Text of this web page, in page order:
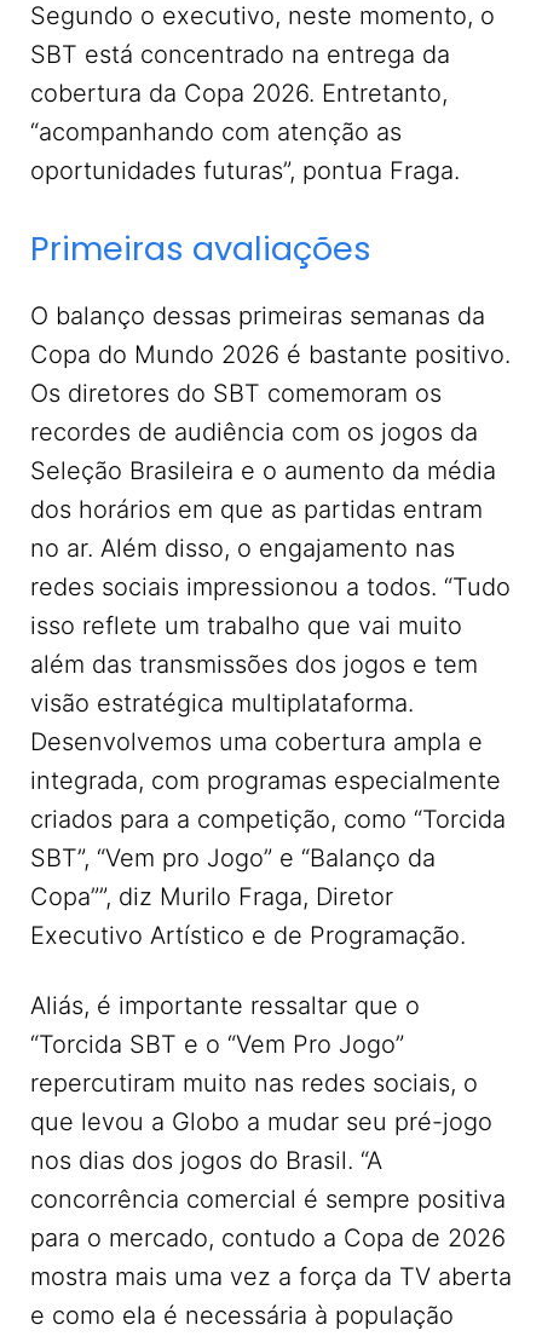
Segundo o executivo, neste momento, o
SBT está concentrado na entrega da
cobertura da Copa 2026. Entretanto,
“acompanhando com atenção as
oportunidades futuras”, pontua Fraga.
Primeiras avaliações
O balanço dessas primeiras semanas da
Copa do Mundo 2026 é bastante positivo.
Os diretores do SBT comemoram os
recordes de audiência com os jogos da
Seleção Brasileira e o aumento da média
dos horários em que as partidas entram
no ar. Além disso, o engajamento nas
redes sociais impressionou a todos. “Tudo
isso reflete um trabalho que vai muito
além das transmissões dos jogos e tem
visão estratégica multiplataforma.
Desenvolvemos uma cobertura ampla e
integrada, com programas especialmente
criados para a competição, como “Torcida
SBT”, “Vem pro Jogo” e “Balanço da
Copa””, diz Murilo Fraga, Diretor
Executivo Artístico e de Programação.
Aliás, é importante ressaltar que o
“Torcida SBT e o “Vem Pro Jogo”
repercutiram muito nas redes sociais, o
que levou a Globo a mudar seu pré-jogo
nos dias dos jogos do Brasil. “A
concorrência comercial é sempre positiva
para o mercado, contudo a Copa de 2026
mostra mais uma vez a força da TV aberta
e como ela é necessária à população